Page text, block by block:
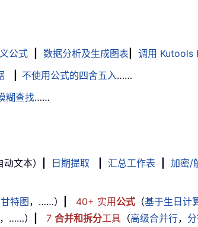
公式 数据分析及生成图表 调用 Kutools
不使用公式的四舍五入……
糊查找……
动文本） 日期提取 汇总工作表 加密/
甘特图 ，……） 40+ 实用公式 （基于生日计
，……） 7 合并和拆分工具 （高级合并行，